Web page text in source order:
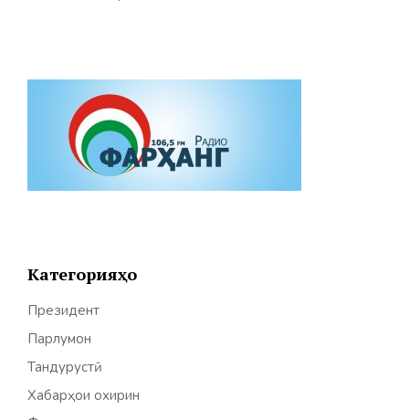
Категорияҳо
Президент
Парлумон
Тандурустӣ
Хабарҳои охирин